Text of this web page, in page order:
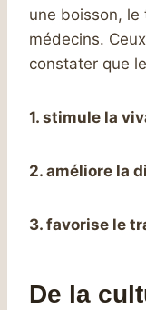
une boisson, le
médecins.
constater que
1. stimule la
2. améliore la
3. favorise le
De la